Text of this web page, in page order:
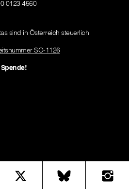
0123 4560
sind in Österreich steuerlich
SO-1126